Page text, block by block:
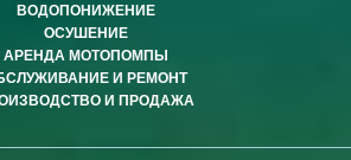
ВОДОПОНИЖЕНИЕ
ОСУШЕНИЕ
АРЕНДА МОТОПОМПЫ
И РЕМОНТ
И ПРОДАЖА